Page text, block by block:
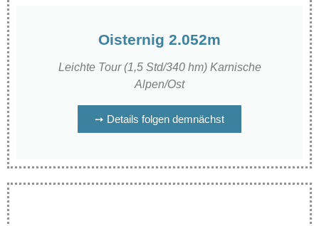
Oisternig 2.052m
Leichte Tour (1,5 Std/340 hm) Karnische
Alpen/Ost
➙ Details folgen demnächst